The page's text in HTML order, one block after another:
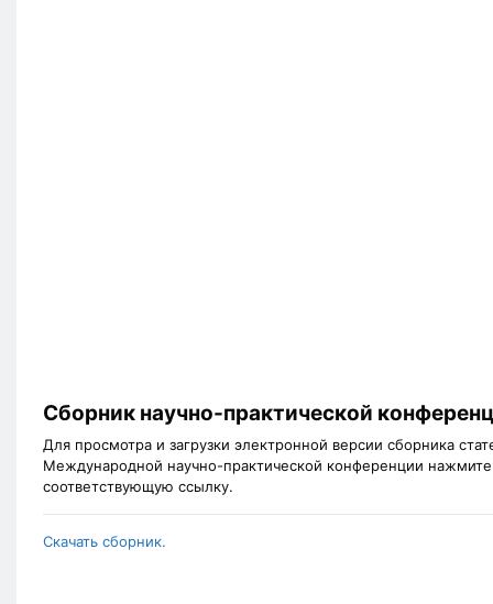
Сборник научно-практической
Для просмотра и загрузки электронной версии сборника
Международной научно-практической конференции
соответствующую ссылку.
Скачать сборник.